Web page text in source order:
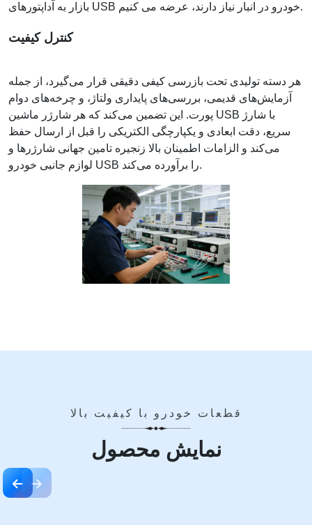
بازار به آداپتورهای USB خودرو در انبار نیاز دارند، عرضه می کنیم.
کنترل کیفیت
هر دسته تولیدی تحت بازرسی کیفی دقیقی قرار می‌گیرد، از جمله
آزمایش‌های قدیمی، بررسی‌های پایداری ولتاژ، و چرخه‌های دوام
پورت. این تضمین می‌کند که هر شارژر ماشین USB با شارژ
سریع، دقت ابعادی و یکپارچگی الکتریکی را قبل از ارسال حفظ
می‌کند و الزامات اطمینان بالا زنجیره تامین جهانی شارژرها و
لوازم جانبی خودرو USB را برآورده می‌کند.
قطعات خودرو با کیفیت بالا
نمایش محصول